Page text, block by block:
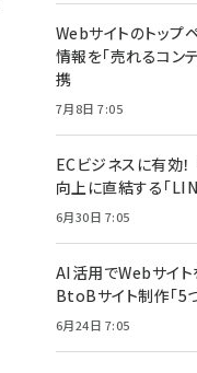
Webサイトのトップ
情報を「売れるコン
携
7月8日 7:05
ECビジネスに有効
向上に直結する「
6月30日 7:05
AI活用でWebサイ
BtoBサイト制作「5
6月24日 7:05